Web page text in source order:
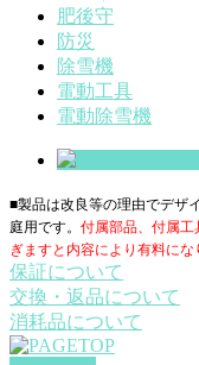
肥後守
防災
除雪機
電動工具
電動除雪機
■製品は改良等の理由でデザ
庭用です。 付属部品、付属
ぎますと内容により有料にな
保証について
交換・返品について
消耗品について